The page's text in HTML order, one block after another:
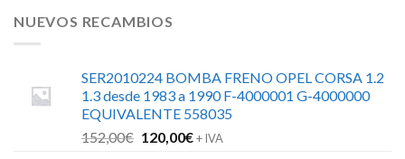
NUEVOS RECAMBIOS
SER2010224 BOMBA FRENO OPEL CORSA 1.2
1.3 desde 1983 a 1990 F-4000001 G-4000000
EQUIVALENTE 558035
152,00€ El
120,00€El+ IVA